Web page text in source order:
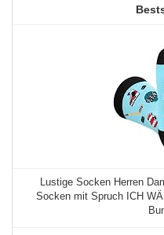
Lustige Socken Herren
Socken mit Spruch ICH